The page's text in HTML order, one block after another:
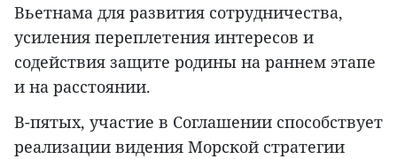
Вьетнама для развития сотрудничества,
усиления переплетения интересов и
содействия защите родины на раннем этапе
и на расстоянии.
В-пятых, участие в Соглашении способствует
реализации видения Морской стратегии